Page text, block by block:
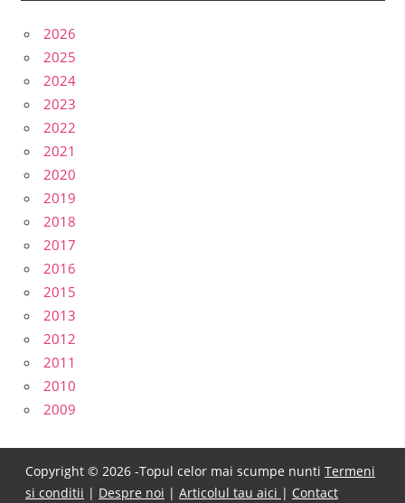
2026
2025
2024
2023
2022
2021
2020
2019
2018
2017
2016
2015
2013
2012
2011
2010
2009
Copyright © 2026 -Topul celor mai scumpe nunti Termeni
si conditii | Despre noi | Articolul tau aici | Contact